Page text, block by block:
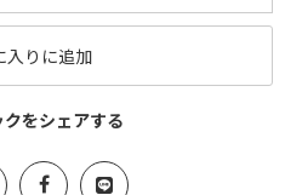
入りに追加
をシェアする